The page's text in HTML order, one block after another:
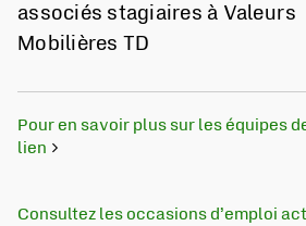
associés stagiaires à Valeurs
Mobilières TD
Pour en savoir plus sur les équipes
lien
Consultez les occasions d’emploi